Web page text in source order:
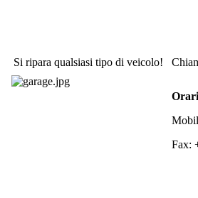
Si ripara qualsiasi tipo di veicolo!
Orari
Fax: